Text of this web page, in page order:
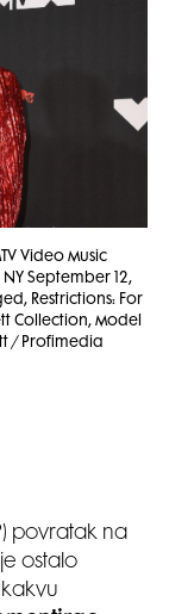
Video Music
September 12,
Restrictions: For
Collection, Model
/ Profimedia
povratak na
ostalo